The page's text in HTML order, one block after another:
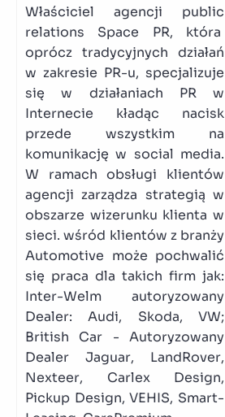
Właściciel agencji public
relations Space PR, która
oprócz tradycyjnych działań
w zakresie PR-u, specjalizuje
się w działaniach PR w
Internecie kładąc nacisk
przede wszystkim na
komunikację w social media.
W ramach obsługi klientów
agencji zarządza strategią w
obszarze wizerunku klienta w
sieci. wśród klientów z branży
Automotive może pochwalić
się praca dla takich firm jak:
Inter-Welm autoryzowany
Dealer: Audi, Skoda, VW;
British Car - Autoryzowany
Dealer Jaguar, LandRover,
Nexteer, Carlex Design,
Pickup Design, VEHIS, Smart-